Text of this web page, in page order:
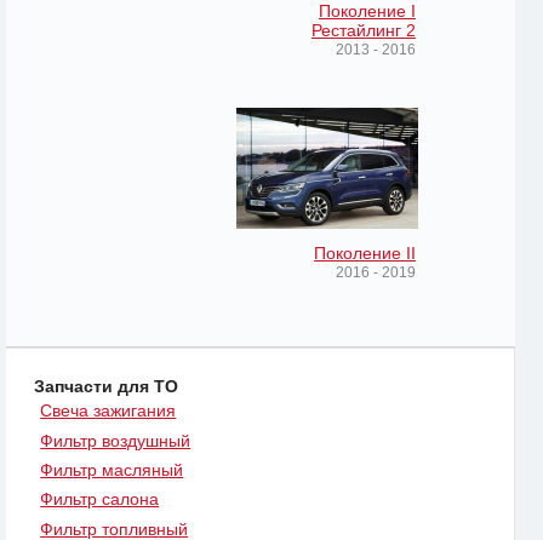
Поколение I
Рестайлинг 2
2013 - 2016
Поколение II
2016 - 2019
Запчасти для ТО
Свеча зажигания
Фильтр воздушный
Фильтр масляный
Фильтр салона
Фильтр топливный